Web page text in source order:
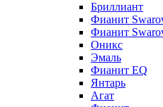
Бриллиант
Фианит
Фианит
Оникс
Эмаль
Фианит EQ
Янтарь
Агат